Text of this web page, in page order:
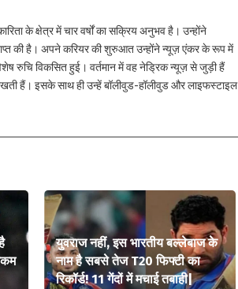
के क्षेत्र में चार वर्षों का सक्रिय अनुभव है। उन्होंने
की है। अपने करियर की शुरुआत उन्होंने न्यूज़ एंकर के रूप में
रुचि विकसित हुई। वर्तमान में वह नेड्रिक न्यूज़ से जुड़ी हैं
हैं। इसके साथ ही उन्हें बॉलीवुड-हॉलीवुड और लाइफस्टाइल
युवराज नहीं, इस भारतीय बल्लेबाज के
नाम है सबसे तेज T20 फिफ्टी का
रिकॉर्ड! 11 गेंदों में मचाई तबाही|